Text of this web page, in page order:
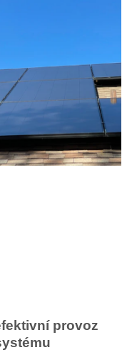
provoz